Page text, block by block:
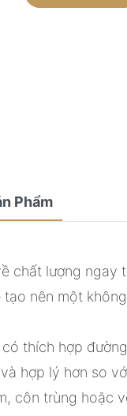
Phẩm
chất lượng
nên một
thích hợp
hợp lý hơn so
côn trùng hoặc